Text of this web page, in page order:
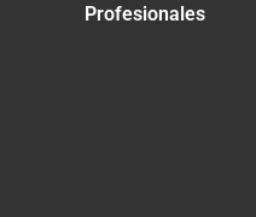
Profesionales